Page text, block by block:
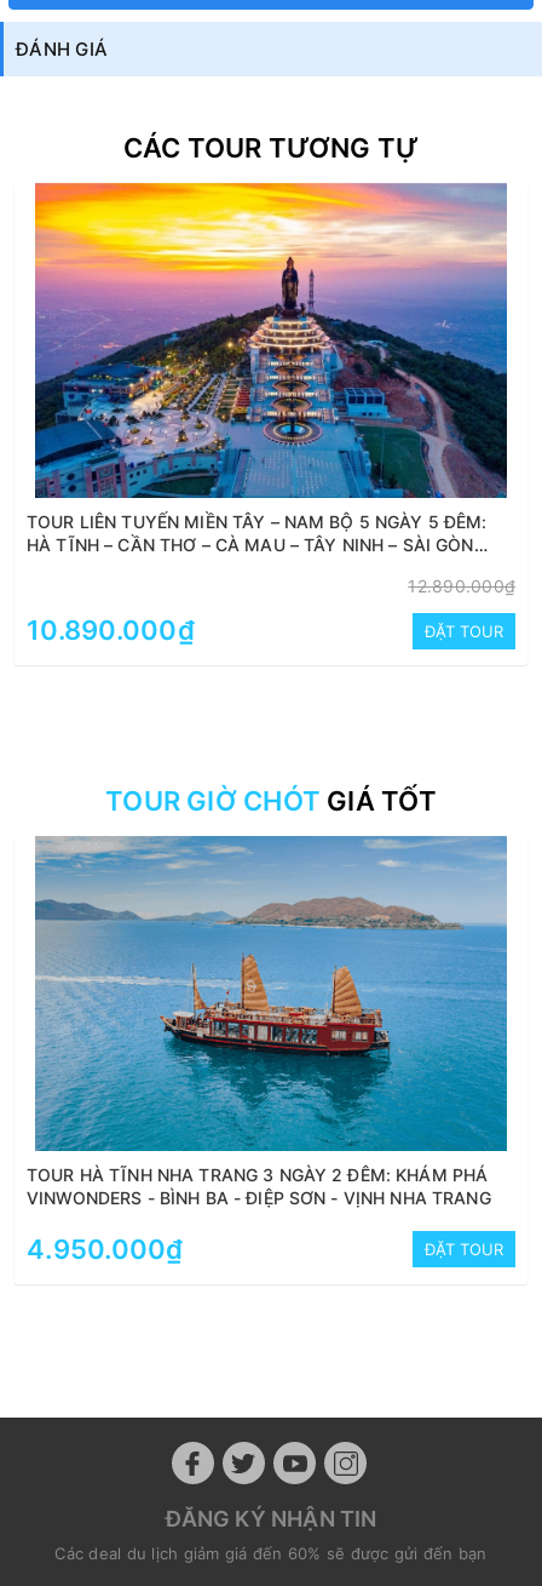
ĐÁNH GIÁ
CÁC TOUR TƯƠNG TỰ
TOUR LIÊN TUYẾN MIỀN TÂY – NAM BỘ 5 NGÀY 5 ĐÊM:
HÀ TĨNH – CẦN THƠ – CÀ MAU – TÂY NINH – SÀI GÒN
12.890.000₫
10.890.000₫ ĐẶT TOUR
TOUR GIỜ CHÓT GIÁ TỐT
TOUR HÀ TĨNH NHA TRANG 3 NGÀY 2 ĐÊM: KHÁM PHÁ
VINWONDERS - BÌNH BA - ĐIỆP SƠN - VỊNH NHA TRANG
4.950.000₫ ĐẶT TOUR
ĐĂNG KÝ NHẬN TIN
Các deal du lịch giảm giá đến 60% sẽ được gửi đến bạn